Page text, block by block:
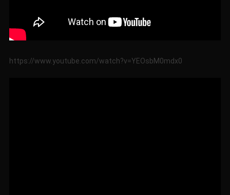
https://www.youtube.com/watch?v=YEOsbM0mdx0